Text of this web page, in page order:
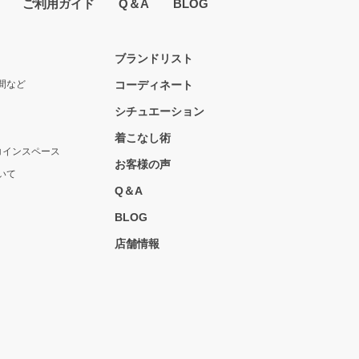
ご利用ガイド Q＆A BLOG
など
ンスペース
て
ブランドリスト
コーディネート
シチュエーション
着こなし術
お客様の声
Q＆A
BLOG
店舗情報